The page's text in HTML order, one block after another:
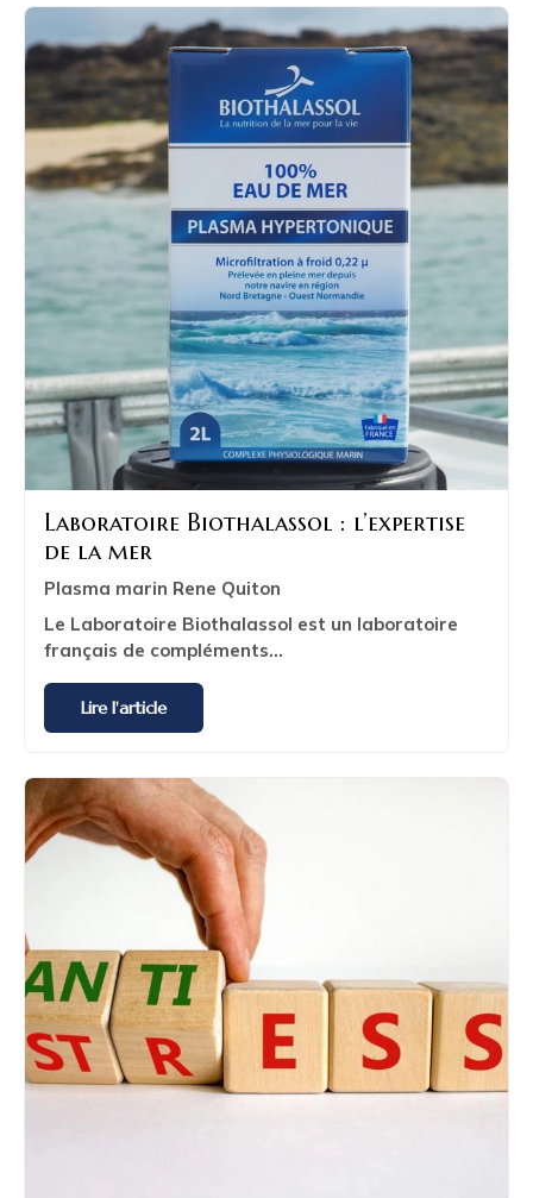
Laboratoire Biothalassol : l’expertise
de la mer
Plasma marin Rene Quiton
Le Laboratoire Biothalassol est un laboratoire
français de compléments...
Lire l'article